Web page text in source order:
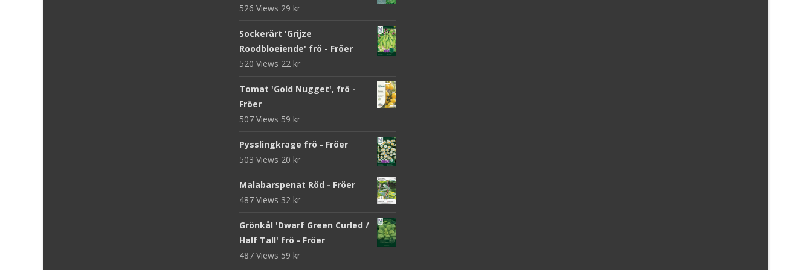
526 Views 29 kr
Sockerärt 'Grijze
Roodbloeiende' frö - Fröer
520 Views 22 kr
Tomat 'Gold Nugget', frö -
Fröer
507 Views 59 kr
Pysslingkrage frö - Fröer
503 Views 20 kr
Malabarspenat Röd - Fröer
487 Views 32 kr
Grönkål 'Dwarf Green Curled /
Half Tall' frö - Fröer
487 Views 59 kr